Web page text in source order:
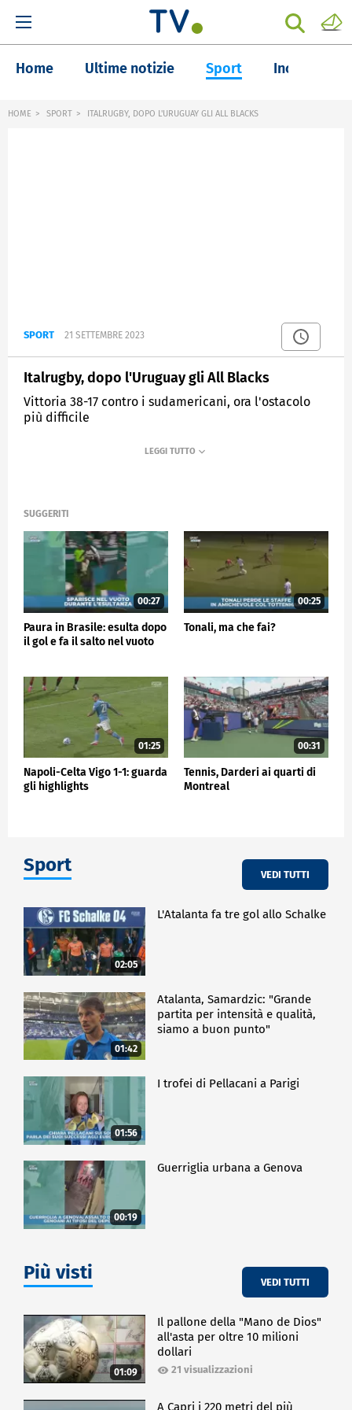
Home Ultime notizie Sport Inchieste
HOME SPORT ITALRUGBY, DOPO L'URUGUAY GLI ALL BLACKS
SPORT 21 SETTEMBRE 2023
Italrugby, dopo l'Uruguay gli All Blacks
Vittoria 38-17 contro i sudamericani, ora l'ostacolo
più difficile
SPORTMEDIASET
SUGGERITI
00:27
Paura in Brasile: esulta dopo
il gol e fa il salto nel vuoto
00:25
Tonali, ma che fai?
01:25
Napoli-Celta Vigo 1-1: guarda
gli highlights
00:31
Tennis, Darderi ai quarti di
Montreal
Sport VEDI TUTTI
02:05
L'Atalanta fa tre gol allo Schalke
01:42
Atalanta, Samardzic: "Grande
partita per intensità e qualità,
siamo a buon punto"
01:56
I trofei di Pellacani a Parigi
00:19
Guerriglia urbana a Genova
Più visti VEDI TUTTI
01:09
Il pallone della "Mano de Dios"
all'asta per oltre 10 milioni
dollari
21 visualizzazioni
A Capri i 220 metri del più